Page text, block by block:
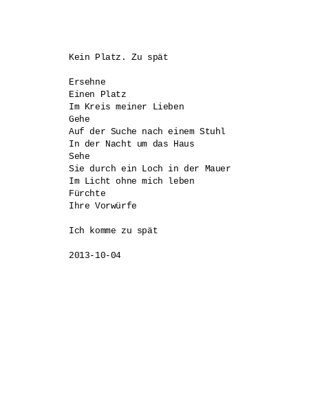
Kein Platz. Zu spät
Ersehne
Einen Platz
Im Kreis meiner Lieben
Gehe
Auf der Suche nach einem Stuhl
In der Nacht um das Haus
Sehe
Sie durch ein Loch in der Mauer
Im Licht ohne mich leben
Fürchte
Ihre Vorwürfe
Ich komme zu spät
2013-10-04